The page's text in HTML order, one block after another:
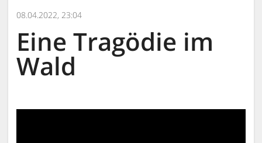
08.04.2022, 23:04
Eine Tragödie im
Wald